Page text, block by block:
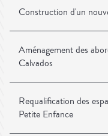
Construction d'un
Aménagement des
Calvados
Requalification des
Petite Enfance